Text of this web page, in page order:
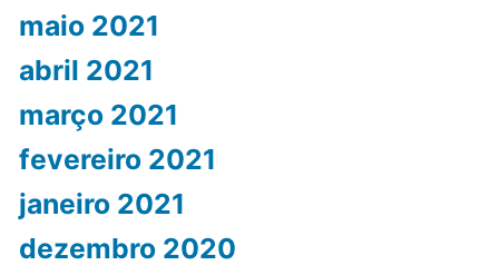
maio 2021
abril 2021
março 2021
fevereiro 2021
janeiro 2021
dezembro 2020